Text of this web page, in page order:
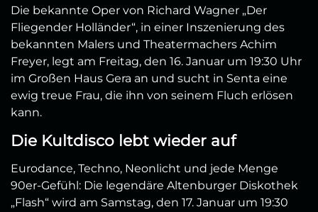
Die bekannte Oper von Richard Wagner „Der
Fliegender Holländer“, in einer Inszenierung des
bekannten Malers und Theatermachers Achim
Freyer, legt am Freitag, den 16. Januar um 19:30 Uhr
im Großen Haus Gera an und sucht in Senta eine
ewig treue Frau, die ihn von seinem Fluch erlösen
kann.
Die Kultdisco lebt wieder auf
Eurodance, Techno, Neonlicht und jede Menge
90er-Gefühl: Die legendäre Altenburger Diskothek
„Flash“ wird am Samstag, den 17. Januar um 19:30